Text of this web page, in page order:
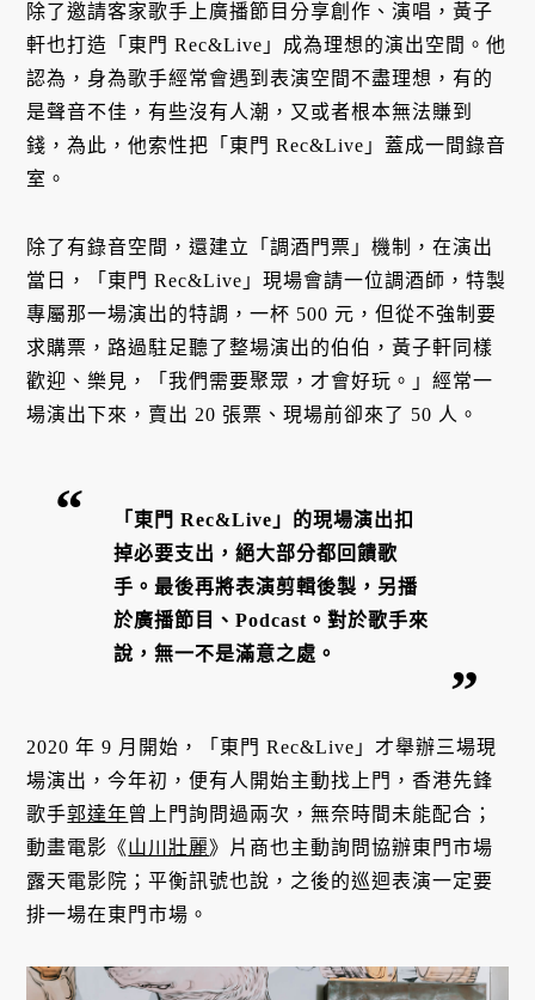
除了邀請客家歌手上廣播節目分享創作、演唱，黃子
軒也打造「東門 Rec&Live」成為理想的演出空間。他
認為，身為歌手經常會遇到表演空間不盡理想，有的
是聲音不佳，有些沒有人潮，又或者根本無法賺到
錢，為此，他索性把「東門 Rec&Live」蓋成一間錄音
室。
除了有錄音空間，還建立「調酒門票」機制，在演出
當日，「東門 Rec&Live」現場會請一位調酒師，特製
專屬那一場演出的特調，一杯 500 元，但從不強制要
求購票，路過駐足聽了整場演出的伯伯，黃子軒同樣
歡迎、樂見，「我們需要聚眾，才會好玩。」經常一
場演出下來，賣出 20 張票、現場前卻來了 50 人。
「東門 Rec&Live」的現場演出扣
掉必要支出，絕大部分都回饋歌
手。最後再將表演剪輯後製，另播
於廣播節目、Podcast。對於歌手來
說，無一不是滿意之處。
2020 年 9 月開始，「東門 Rec&Live」才舉辦三場現
場演出，今年初，便有人開始主動找上門，香港先鋒
歌手郭達年曾上門詢問過兩次，無奈時間未能配合；
動畫電影《山川壯麗》片商也主動詢問協辦東門市場
露天電影院；平衡訊號也說，之後的巡迴表演一定要
排一場在東門市場。